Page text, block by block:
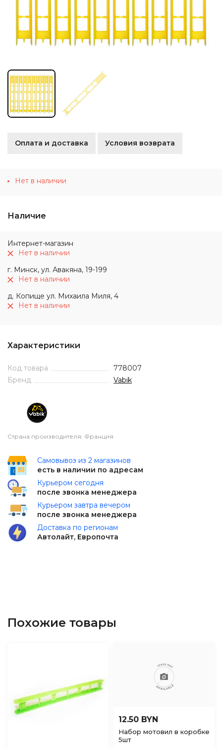
Оплата и доставка Условия возврата
Нет в наличии
Наличие
Интернет-магазин
Нет в наличии
г. Минск, ул. Авакяна, 19-199
Нет в наличии
д. Копище ул. Михаила Миля, 4
Нет в наличии
Характеристики
Код товара
778007
Бренд
Vabik
Страна производителя: Франция
Самовывоз из 2 магазинов
есть в наличии по адресам
Курьером сегодня
после звонка менеджера
Курьером завтра вечером
после звонка менеджера
Доставка по регионам
Автолайт, Европочта
Похожие товары
12.50 BYN
Набор мотовил в коробке
5шт